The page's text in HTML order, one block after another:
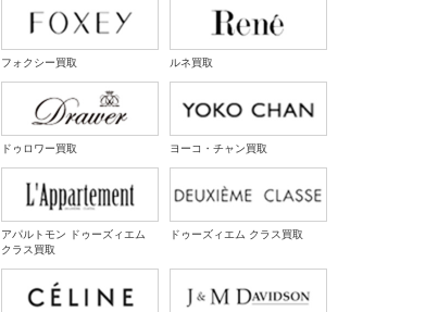
フォクシー買取 ルネ買取
ドゥロワー買取 ヨーコ・チャン買取
アパルトモン ドゥーズィエム
クラス買取
ドゥーズィエム クラス買取